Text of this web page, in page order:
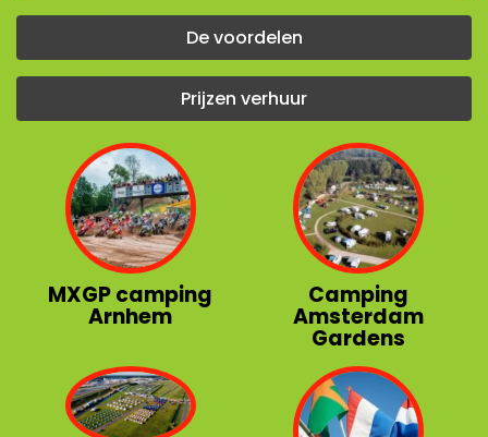
De voordelen
Prijzen verhuur
MXGP camping
Arnhem
Camping
Amsterdam
Gardens